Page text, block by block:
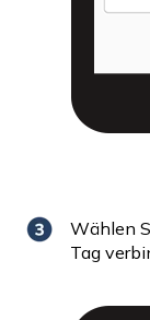
Wählen
Tag